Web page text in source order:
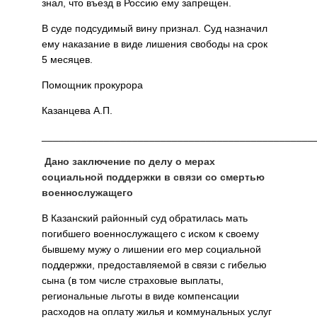
знал, что въезд в Россию ему запрещен.
В суде подсудимый вину признал. Суд назначил
ему наказание в виде лишения свободы на срок
5 месяцев.
Помощник прокурора
Казанцева А.П.
Дано заключение по делу о мерах
социальной поддержки в связи со смертью
военнослужащего
В Казанский районный суд обратилась мать
погибшего военнослужащего с иском к своему
бывшему мужу о лишении его мер социальной
поддержки, предоставляемой в связи с гибелью
сына (в том числе страховые выплаты,
региональные льготы в виде компенсации
расходов на оплату жилья и коммунальных услуг